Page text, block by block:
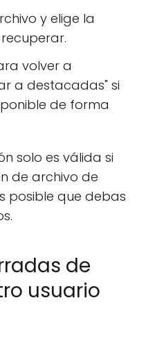
y elige la
volver a
a destacadas" si
de forma
solo es válida si
de archivo de
posible que debas
de
usuario